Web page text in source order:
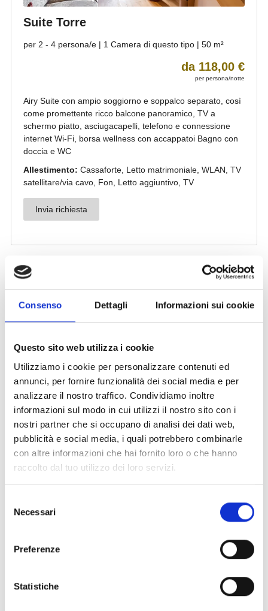
Consenso Dettagli Informazioni sui cookie
Questo sito web utilizza i cookie
Utilizziamo i cookie per personalizzare contenuti ed
annunci, per fornire funzionalità dei social media e per
analizzare il nostro traffico. Condividiamo inoltre
informazioni sul modo in cui utilizzi il nostro sito con i
nostri partner che si occupano di analisi dei dati web,
pubblicità e social media, i quali potrebbero combinarle
con altre informazioni che hai fornito loro o che hanno
raccolto dal tuo utilizzo dei loro servizi.
delNecessari
Preferenze
Statistiche